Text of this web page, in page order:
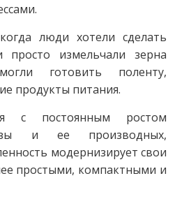
люди хотели сделать
просто измельчали зерна
готовить поленту,
продукты питания.
с постоянным ростом
и ее производных,
модернизирует свои
простыми, компактными и